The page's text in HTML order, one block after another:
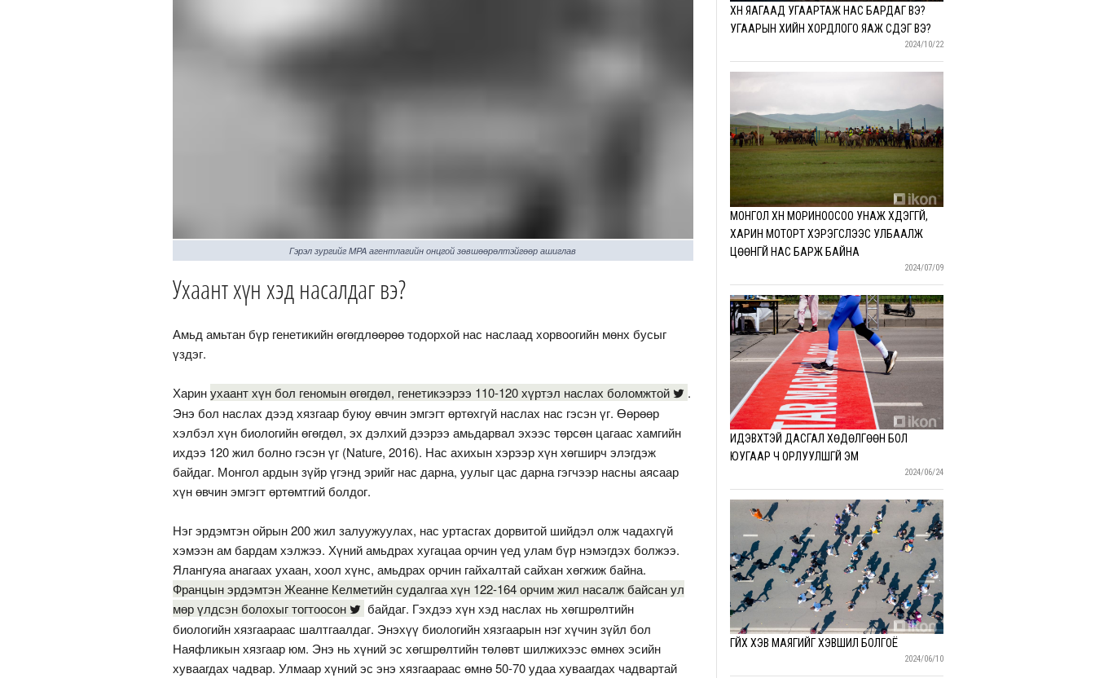
Гэрэл зургийг MPA агентлагийн онцгой зөвшөөрөлтэйгөөр ашиглав
Ухаант хүн хэд насалдаг вэ?
Амьд амьтан бүр генетикийн өгөгдлөөрөө тодорхой нас наслаад хорвоогийн мөнх бусыг
үздэг.
Харинухаант хүн бол геномын өгөгдөл, генетикээрээ 110-120 хүртэл наслах боломжтой
.
Энэ бол наслах дээд хязгаар буюу өвчин эмгэгт өртөхгүй наслах нас гэсэн үг. Өөрөөр
хэлбэл хүн биологийн өгөгдөл, эх дэлхий дээрээ амьдарвал эхээс төрсөн цагаас хамгийн
ихдээ 120 жил болно гэсэн үг (Nature, 2016). Нас ахихын хэрээр хүн хөгширч элэгдэж
байдаг. Монгол ардын зүйр үгэнд эрийг нас дарна, уулыг цас дарна гэгчээр насны аясаар
хүн өвчин эмгэгт өртөмтгий болдог.
Нэг эрдэмтэн ойрын 200 жил залуужуулах, нас уртасгах дорвитой шийдэл олж чадахгүй
хэмээн ам бардам хэлжээ. Хүний амьдрах хугацаа орчин үед улам бүр нэмэгдэх болжээ.
Ялангуяа анагаах ухаан, хоол хүнс, амьдрах орчин гайхалтай сайхан хөгжиж байна.
Францын эрдэмтэн Жеанне Келметийн судалгаа хүн 122-164 орчим жил насалж байсан ул
мөр үлдсэн болохыг тогтоосон
байдаг. Гэхдээ хүн хэд наслах нь хөгшрөлтийн
биологийн хязгаараас шалтгаалдаг. Энэхүү биологийн хязгаарын нэг хүчин зүйл бол
Наяфликын хязгаар юм. Энэ нь хүний эс хөгшрөлтийн төлөвт шилжихээс өмнөх эсийн
хуваагдах чадвар. Улмаар хүний эс энэ хязгаараас өмнө 50-70 удаа хуваагдах чадвартай
ХҮН ЯАГААД УГААРТАЖ НАС БАРДАГ ВЭ?
УГААРЫН ХИЙН ХОРДЛОГО ЯАЖ ҮҮСДЭГ ВЭ?
2024/10/22
МОНГОЛ ХҮН МОРИНООСОО УНАЖ ҮХДЭГГҮЙ,
ХАРИН МОТОРТ ХЭРЭГСЛЭЭС УЛБААЛЖ
ЦӨӨНГҮЙ НАС БАРЖ БАЙНА
2024/07/09
ИДЭВХТЭЙ ДАСГАЛ ХӨДӨЛГӨӨН БОЛ
ЮУГААР Ч ОРЛУУЛШГҮЙ ЭМ
2024/06/24
ГҮЙХ ХЭВ МАЯГИЙГ ХЭВШИЛ БОЛГОЁ
2024/06/10